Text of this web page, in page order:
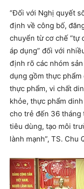
“Đối với Nghị quyết
định về công bố,
chuyển từ cơ chế “tự
áp dụng” đối với
định rõ các nhóm
dụng gồm thực
thực phẩm, vi chất
khỏe, thực phẩm
cho trẻ đến 36
tiêu dùng, tạo môi
lành mạnh”, TS. Chu